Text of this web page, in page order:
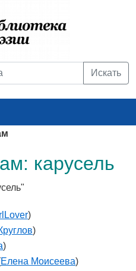
Искать
карусель
)
)
)
Елена Моисеева)